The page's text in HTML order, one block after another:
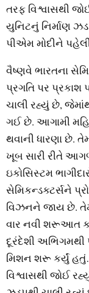
તરફ વિશ્વાસથી
યુનિટનું નિર્માણ
પીએમ મોદીને
વૈષ્‍ણવે ભારતના
પ્રગતિ પર પ્રકાશ
ચાલી રહ્યું છે,
ગઈ છે. આગામી
થવાની ધારણા છે.
ખૂબ સારી રીતે
ઇકોસિસ્‍ટમ
સેમિકન્‍ડક્‍ટર્સને
વિઝનને જાય છે.
વાર નવી શરૂઆત
દૂરંદેશી અભિગમથી
મિશન શરૂ કર્યું હતું…
વિશ્વાસથી જોઈ